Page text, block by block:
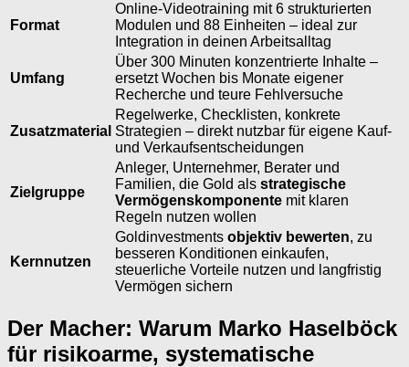
Format
Online-Videotraining mit 6 strukturierten
Modulen und 88 Einheiten – ideal zur
Integration in deinen Arbeitsalltag
Umfang
Über 300 Minuten konzentrierte Inhalte –
ersetzt Wochen bis Monate eigener
Recherche und teure Fehlversuche
Zusatzmaterial
Regelwerke, Checklisten, konkrete
Strategien – direkt nutzbar für eigene Kauf-
und Verkaufsentscheidungen
Zielgruppe
Anleger, Unternehmer, Berater und
Familien, die Gold als strategische
Vermögenskomponente mit klaren
Regeln nutzen wollen
Kernnutzen
Goldinvestments objektiv bewerten, zu
besseren Konditionen einkaufen,
steuerliche Vorteile nutzen und langfristig
Vermögen sichern
Der Macher: Warum Marko Haselböck
für risikoarme, systematische